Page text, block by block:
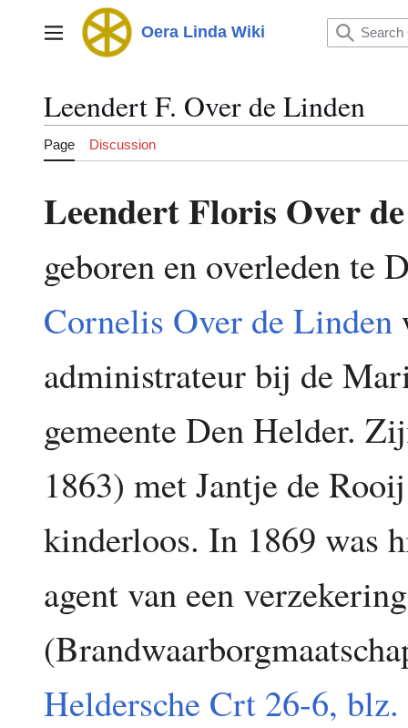
Main menu Oera Linda Wiki
Leendert F. Over de Linden
Page Discussion
Leendert Floris Over
geboren en overleden te
Cornelis Over de Linden
administrateur bij de
gemeente Den Helder.
1863) met Jantje de
kinderloos. In 1869 was
agent van een
Heldersche Crt 26-6,